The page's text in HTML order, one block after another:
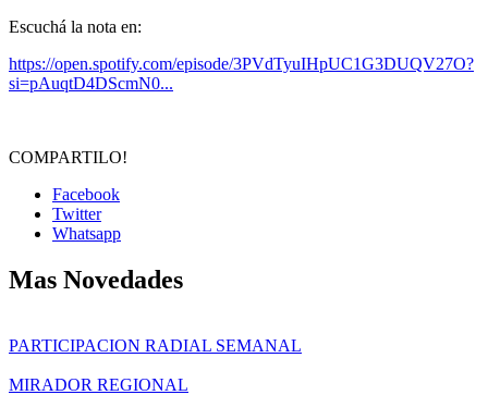
Escuchá la nota en:
https://open.spotify.com/episode/3PVdTyuIHpUC1G3DUQV27O?
si=pAuqtD4DScmN0...
COMPARTILO!
Facebook
Twitter
Whatsapp
Mas Novedades
PARTICIPACION RADIAL SEMANAL
MIRADOR REGIONAL